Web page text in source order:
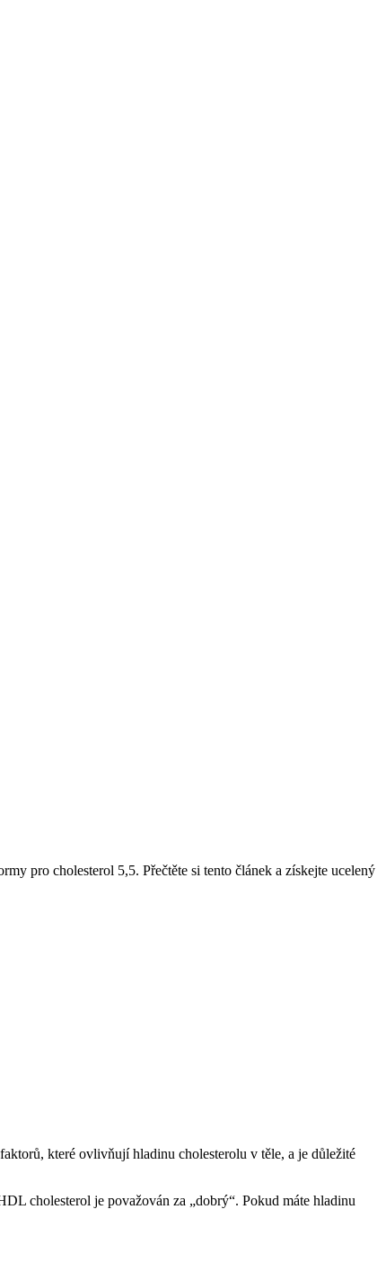
pro cholesterol 5,5. Přečtěte si tento článek a získejte ucelený
které ovlivňují hladinu cholesterolu v těle, a je důležité
cholesterol je považován za „dobrý“. Pokud máte hladinu